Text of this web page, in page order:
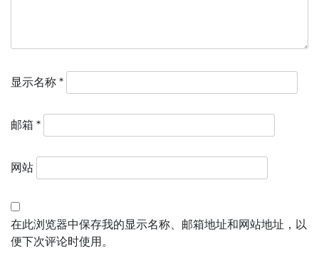
显示名称 *
邮箱 *
网站
在此浏览器中保存我的显示名称、邮箱地址和网站地址，以
便下次评论时使用。